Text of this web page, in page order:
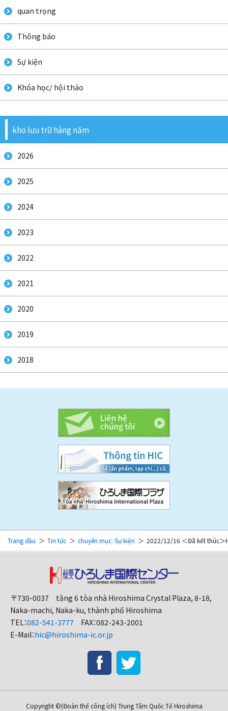
quan trọng
Thông báo
Sự kiện
Khóa học/ hội thảo
kho lưu trữ hàng năm
2026
2025
2024
2023
2022
2021
2020
2019
2018
Trang đầu Tin tức chuyên mục: Sự kiện 2022/12/16 ＜Đã kết thúc＞
〒730-0037 tầng 6 tòa nhà Hiroshima Crystal Plaza, 8-18,
Naka-machi, Naka-ku, thành phố Hiroshima
TEL：082-541-3777 FAX：082-243-2001
E-Mail：hic@hiroshima-ic.or.jp
Copyright ©(Đoàn thể công ích) Trung Tâm Quốc Tế Hiroshima